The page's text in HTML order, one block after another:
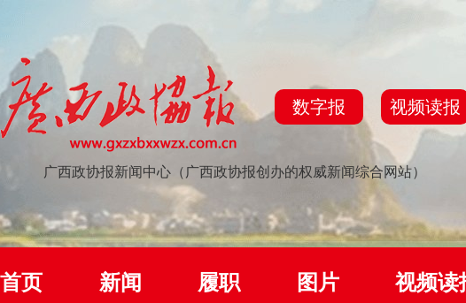
数字报 视频读报
广西政协报新闻中心（广西政协报创办的权威新闻综合网站）
首页 新闻 履职 图片 视频读